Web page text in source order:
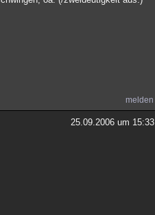
melden
25.09.2006 um 15:33